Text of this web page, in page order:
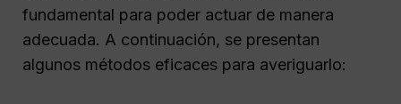
fundamental para poder actuar de manera
adecuada. A continuación, se presentan
algunos métodos eficaces para averiguarlo: